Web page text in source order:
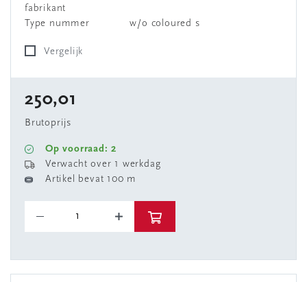
fabrikant
Type nummer
w/o coloured s
Vergelijk
250,01
Brutoprijs
Op voorraad: 2
Verwacht over 1 werkdag
Artikel bevat 100 m